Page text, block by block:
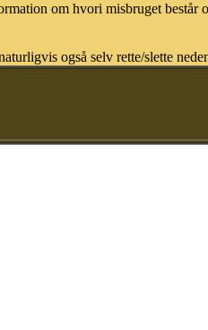
om hvori misbruget består
også selv rette/slette